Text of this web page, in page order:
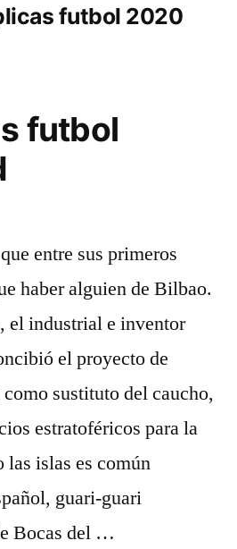
futbol 2020
futbol
entre sus primeros
haber alguien de Bilbao.
el industrial e inventor
el proyecto de
sustituto del caucho,
estratoféricos para la
las islas es común
guari-guari
Bocas del …